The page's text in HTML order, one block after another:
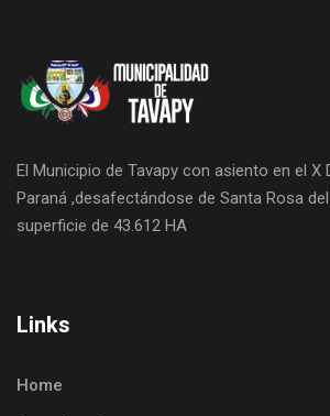
El Municipio de Tavapy con asiento en el X
Paraná ,desafectándose de Santa Rosa
superficie de 43.612 HA
Links
Home